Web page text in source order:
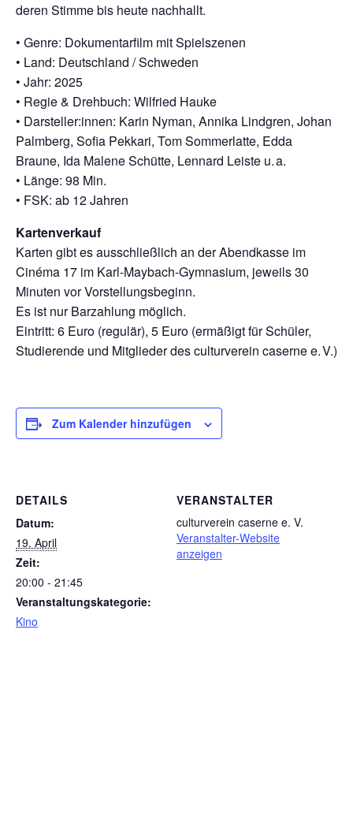
deren Stimme bis heute nachhallt.
• Genre: Dokumentarfilm mit Spielszenen
• Land: Deutschland / Schweden
• Jahr: 2025
• Regie & Drehbuch: Wilfried Hauke
• Darsteller:innen: Karin Nyman, Annika Lindgren, Johan
Palmberg, Sofia Pekkari, Tom Sommerlatte, Edda
Braune, Ida Malene Schütte, Lennard Leiste u. a.
• Länge: 98 Min.
• FSK: ab 12 Jahren
Kartenverkauf
Karten gibt es ausschließlich an der Abendkasse im
Cinéma 17 im Karl-Maybach-Gymnasium, jeweils 30
Minuten vor Vorstellungsbeginn.
Es ist nur Barzahlung möglich.
Eintritt: 6 Euro (regulär), 5 Euro (ermäßigt für Schüler,
Studierende und Mitglieder des culturverein caserne e. V.)
Zum Kalender hinzufügen
DETAILS
Datum:
19. April
Zeit:
20:00 - 21:45
Veranstaltungskategorie:
Kino
VERANSTALTER
culturverein caserne e. V.
Veranstalter-Website
anzeigen